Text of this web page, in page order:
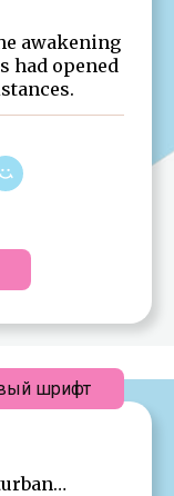
awakening
had opened
шрифт